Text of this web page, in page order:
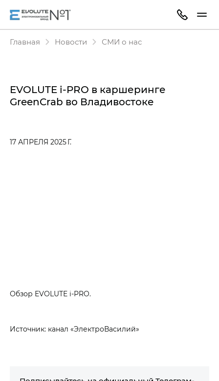
Главная Новости СМИ о нас
EVOLUTE i‑PRO в каршеринге
GreenCrab во Владивостоке
17 АПРЕЛЯ 2025 Г.
Обзор EVOLUTE i‑PRO.
Источник: канал «ЭлектроВасилий»